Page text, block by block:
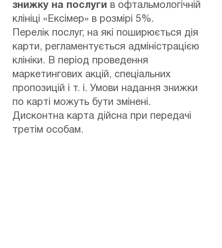
знижку на послуги в офтальмологічній
клініці «Ексімер» в розмірі 5%.
Перелік послуг, на які поширюється дія
карти, регламентується адміністрацією
клініки. В період проведення
маркетингових акцій, спеціальних
пропозицій і т. і. Умови надання знижки
по карті можуть бути змінені.
Дисконтна карта дійсна при передачі
третім особам.